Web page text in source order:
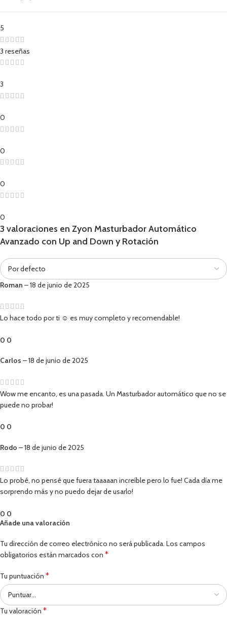
5
3 reseñas
3
0
0
0
0
3 valoraciones en Zyon Masturbador Automático
Avanzado con Up and Down y Rotación
Roman –18 de junio de 2025
Lo hace todo por ti ☺️ es muy completo y recomendable!
0 0
Carlos –18 de junio de 2025
Wow me encanto, es una pasada. Un Masturbador automático que no se
puede no probar!
0 0
Rodo –18 de junio de 2025
Lo probé, no pensé que fuera taaaaan increíble pero lo fue! Cada día me
sorprendo más y no puedo dejar de usarlo!
0 0
Añade una valoración
Tu dirección de correo electrónico no será publicada. Los campos
obligatorios están marcados con *
Tu puntuación *
Tu valoración *